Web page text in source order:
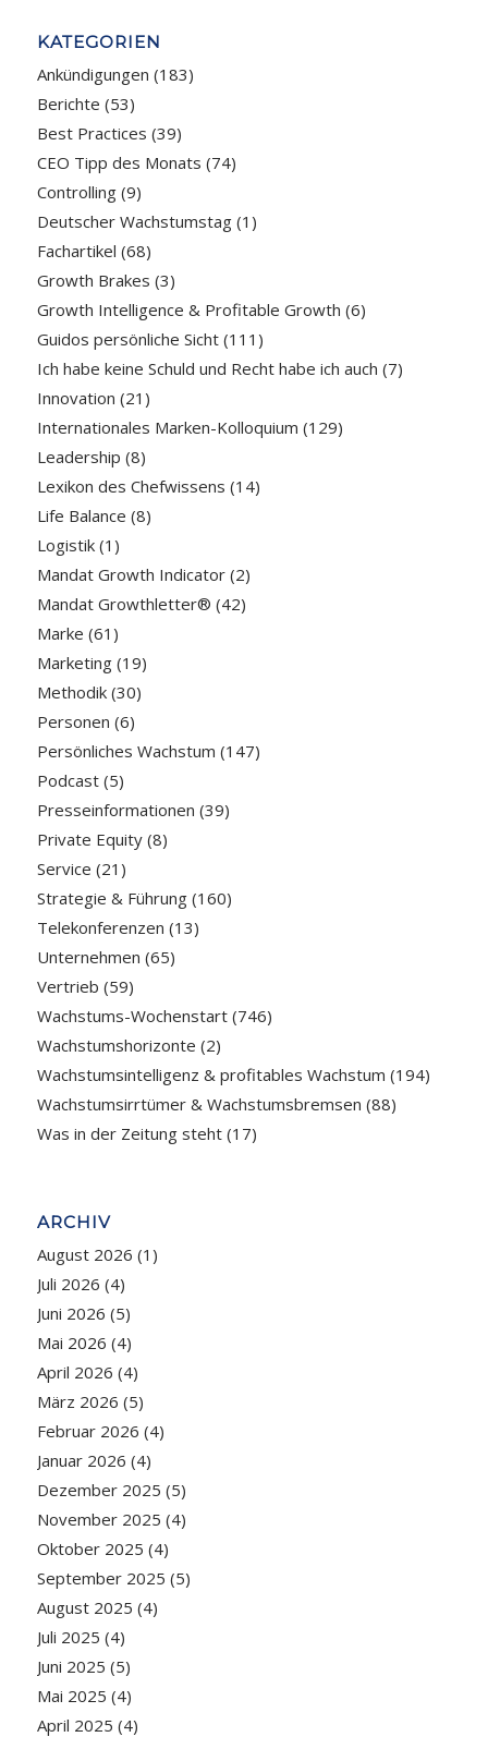
KATEGORIEN
Ankündigungen (183)
Berichte (53)
Best Practices (39)
CEO Tipp des Monats (74)
Controlling(9)
Deutscher Wachstumstag(1)
Fachartikel (68)
Growth Brakes (3)
Growth Intelligence & Profitable Growth (6)
Guidos persönliche Sicht(111)
Ich habe keine Schuld und Recht habe ich auch (7)
Innovation (21)
Internationales Marken-Kolloquium (129)
Leadership (8)
Lexikon des Chefwissens (14)
Life Balance (8)
Logistik(1)
Mandat Growth Indicator(2)
Mandat Growthletter® (42)
Marke (61)
Marketing(19)
Methodik(30)
Personen (6)
Persönliches Wachstum (147)
Podcast(5)
Presseinformationen (39)
Private Equity(8)
Service (21)
Strategie & Führung(160)
Telekonferenzen (13)
Unternehmen (65)
Vertrieb (59)
Wachstums-Wochenstart(746)
Wachstumshorizonte (2)
Wachstumsintelligenz & profitables Wachstum (194)
Wachstumsirrtümer & Wachstumsbremsen (88)
Was in der Zeitung steht(17)
ARCHIV
August 2026 (1)
Juli 2026 (4)
Juni 2026 (5)
Mai 2026 (4)
April 2026 (4)
März 2026 (5)
Februar 2026 (4)
Januar 2026 (4)
Dezember 2025 (5)
November 2025 (4)
Oktober 2025 (4)
September 2025 (5)
August 2025 (4)
Juli 2025 (4)
Juni 2025 (5)
Mai 2025 (4)
April 2025 (4)